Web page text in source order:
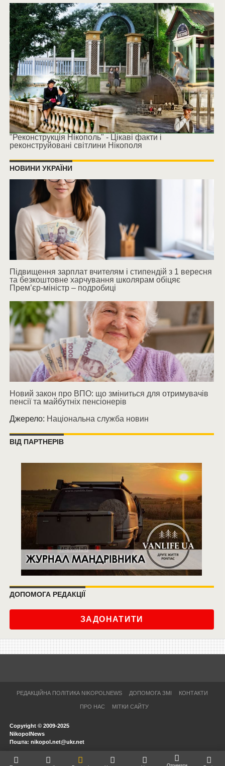
"Реконструкція Нікополь" - Цікаві факти і
реконструйовані світлини Нікополя
НОВИНИ УКРАЇНИ
Підвищення зарплат вчителям і стипендій з 1 вересня
та безкоштовне харчування школярам обіцяє
Прем’єр-міністр – подробиці
Новий закон про ВПО: що зміниться для отримувачів
пенсії та майбутніх пенсіонерів
Джерело: Національна служба новин
ВІД ПАРТНЕРІВ
ДОПОМОГА РЕДАКЦІЇ
ЗАДОНАТИТИ
РЕДАКЦІЙНА ПОЛІТИКА NIKOPOLNEWS ДОПОМОГА ЗМІ КОНТАКТИ
ПРО НАС МІТКИ САЙТУ
Copyright © 2009-2025
NikopolNews
Пошта: nikopol.net@ukr.net